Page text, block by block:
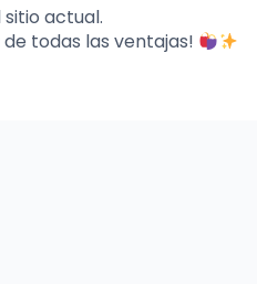
actual.
todas las ventajas!